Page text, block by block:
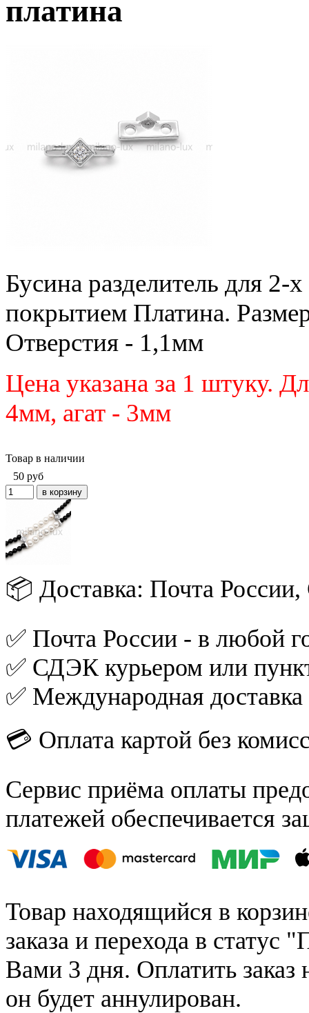
платина
Бусина разделитель для 2-
покрытием Платина.
Отверстия - 1,1мм
Цена указана за 1 штуку.
4мм, агат - 3мм
Товар в наличии
50 руб
📦 Доставка: Почта
✅ Почта России - в любой
✅ СДЭК курьером или
✅ Международная
💳 Оплата картой без
Сервис приёма оплаты
платежей обеспечивается
Товар находящийся в
заказа и перехода в статус
Вами 3 дня. Оплатить заказ
он будет аннулирован.